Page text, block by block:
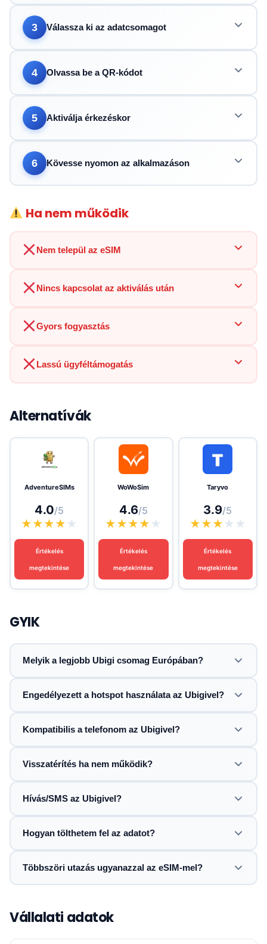
3 Válassza ki az adatcsomagot
4 Olvassa be a QR-kódot
5 Aktiválja érkezéskor
6 Kövesse nyomon az alkalmazáson
Ha nem működik
Nem települ az eSIM
Nincs kapcsolat az aktiválás után
Gyors fogyasztás
Lassú ügyféltámogatás
Alternatívák
AdventureSIMs
4.0/5
★★★★ ★
Értékelés
megtekintése
WoWoSim
4.6/5
★★★★ ★
Értékelés
megtekintése
Taryvo
3.9/5
★★★ ★ ★
Értékelés
megtekintése
GYIK
Melyik a legjobb Ubigi csomag Európában?
Engedélyezett a hotspot használata az Ubigivel?
Kompatibilis a telefonom az Ubigivel?
Visszatérítés ha nem működik?
Hívás/SMS az Ubigivel?
Hogyan tölthetem fel az adatot?
Többszöri utazás ugyanazzal az eSIM-mel?
Vállalati adatok